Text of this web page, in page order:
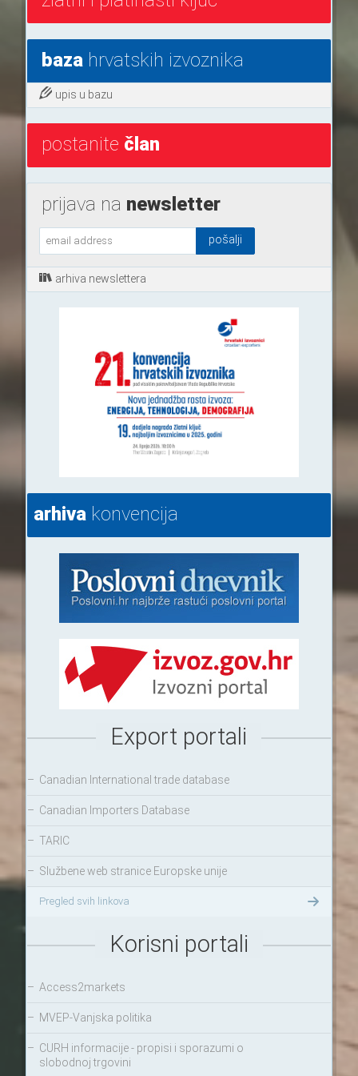
bazahrvatskih izvoznika
upis u bazu
postanite član
prijava na newsletter
arhiva newslettera
arhivakonvencija
Export portali
– Canadian International trade database
– Canadian Importers Database
– TARIC
– Službene web stranice Europske unije
Pregled svih linkova
Korisni portali
– Access2markets
– MVEP-Vanjska politika
– CURH informacije - propisi i sporazumi o
slobodnoj trgovini